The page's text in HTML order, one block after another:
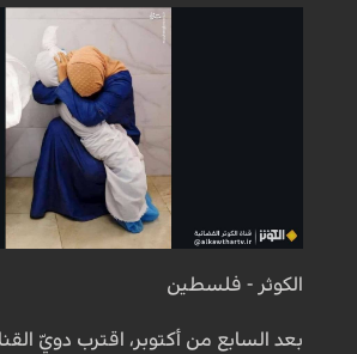
الكوثر - فلسطين
بعد السابع من أكتوبر، اقترب دويّ